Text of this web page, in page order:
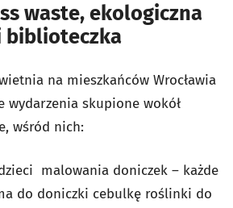
waste, ekologiczna
biblioteczka
na mieszkańców Wrocławia
wydarzenia skupione wokół
wśród nich:
malowania doniczek – każde
do doniczki cebulkę roślinki do